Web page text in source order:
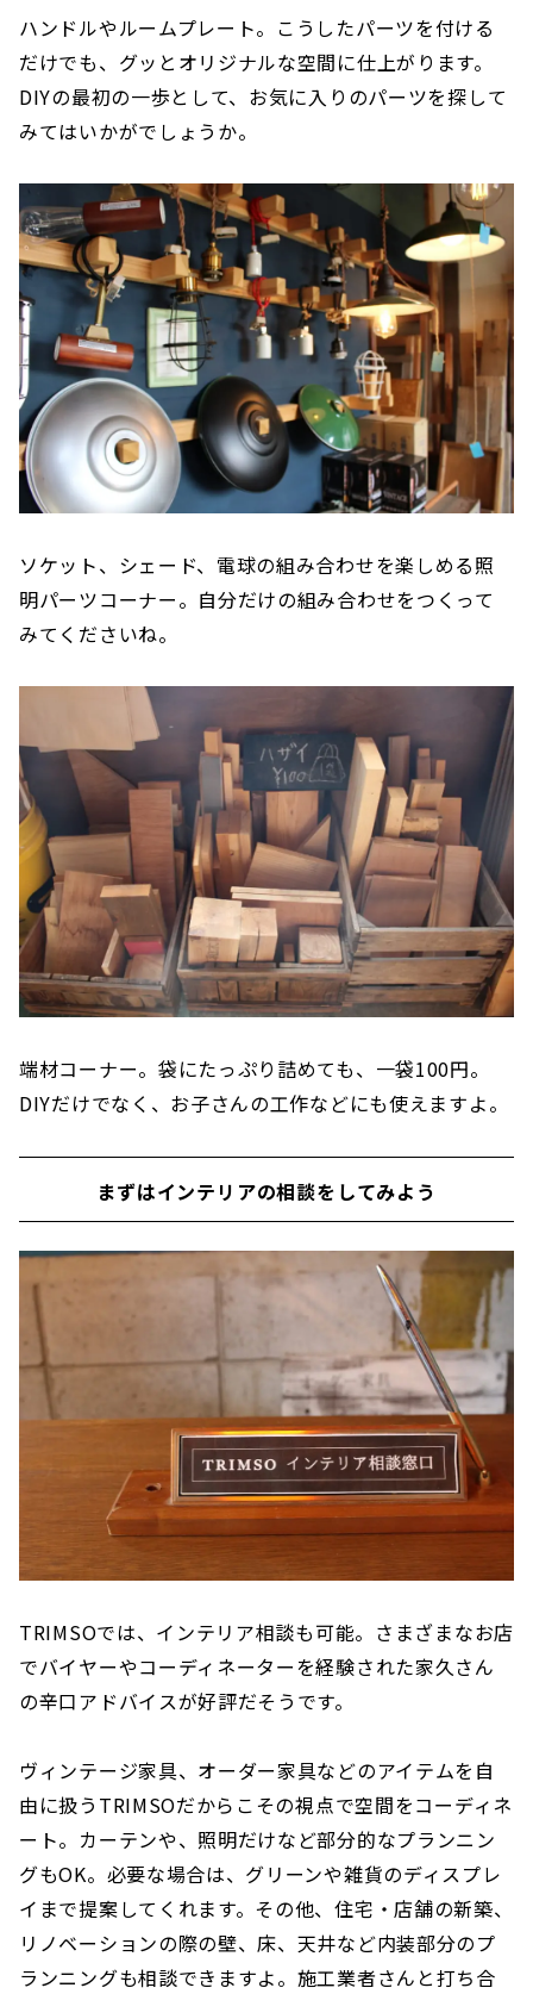
ハンドルやルームプレート。こうしたパーツを付ける
だけでも、グッとオリジナルな空間に仕上がります。
DIYの最初の一歩として、お気に入りのパーツを探して
みてはいかがでしょうか。
ソケット、シェード、電球の組み合わせを楽しめる照
明パーツコーナー。自分だけの組み合わせをつくって
みてくださいね。
端材コーナー。袋にたっぷり詰めても、一袋100円。
DIYだけでなく、お子さんの工作などにも使えますよ。
まずはインテリアの相談をしてみよう
TRIMSOでは、インテリア相談も可能。さまざまなお店
でバイヤーやコーディネーターを経験された家久さん
の辛口アドバイスが好評だそうです。
ヴィンテージ家具、オーダー家具などのアイテムを自
由に扱うTRIMSOだからこその視点で空間をコーディネ
ート。カーテンや、照明だけなど部分的なプランニン
グもOK。必要な場合は、グリーンや雑貨のディスプレ
イまで提案してくれます。その他、住宅・店舗の新築、
リノベーションの際の壁、床、天井など内装部分のプ
ランニングも相談できますよ。施工業者さんと打ち合